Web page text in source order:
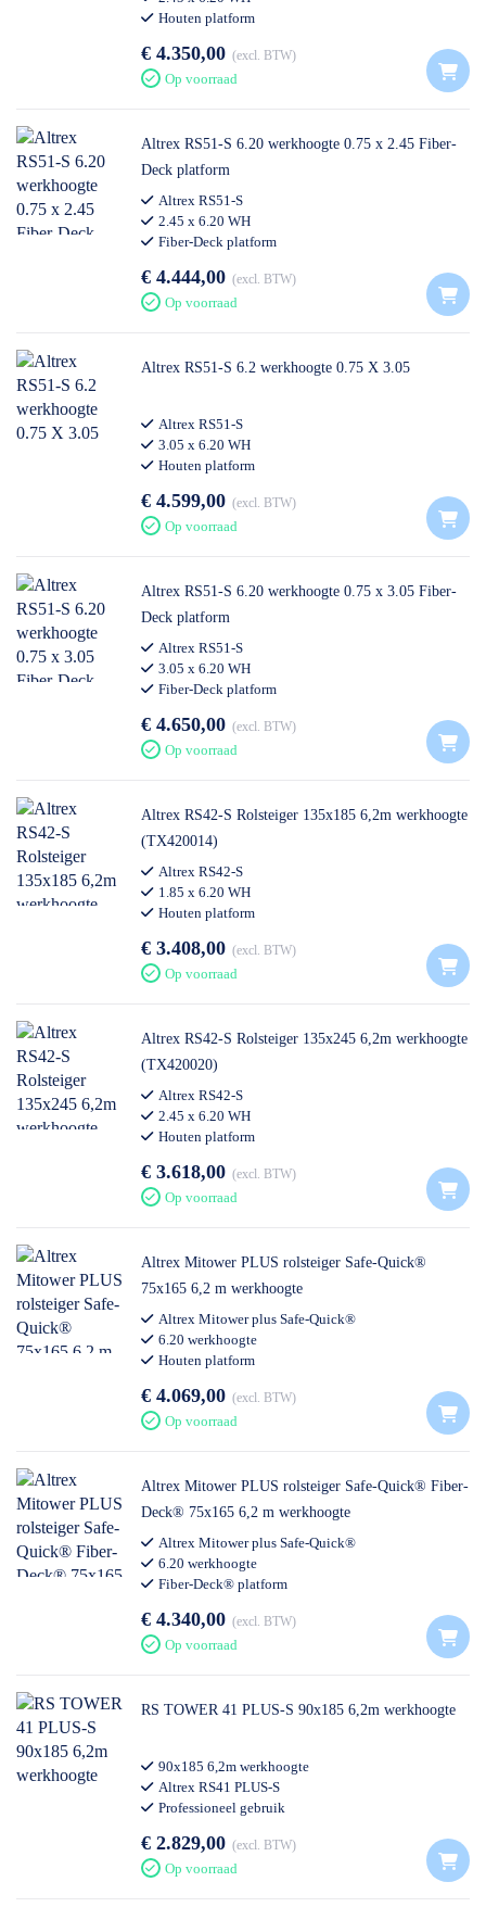
Houten platform
€ 4.350,00 excl. BTW
Op voorraad
Altrex RS51-S 6.20 werkhoogte 0.75 x 2.45 Fiber-
Deck platform
Altrex RS51-S
2.45 x 6.20 WH
Fiber-Deck platform
€ 4.444,00 excl. BTW
Op voorraad
Altrex RS51-S 6.2 werkhoogte 0.75 X 3.05
Altrex RS51-S
3.05 x 6.20 WH
Houten platform
€ 4.599,00 excl. BTW
Op voorraad
Altrex RS51-S 6.20 werkhoogte 0.75 x 3.05 Fiber-
Deck platform
Altrex RS51-S
3.05 x 6.20 WH
Fiber-Deck platform
€ 4.650,00 excl. BTW
Op voorraad
Altrex RS42-S Rolsteiger 135x185 6,2m werkhoogte
(TX420014)
Altrex RS42-S
1.85 x 6.20 WH
Houten platform
€ 3.408,00 excl. BTW
Op voorraad
Altrex RS42-S Rolsteiger 135x245 6,2m werkhoogte
(TX420020)
Altrex RS42-S
2.45 x 6.20 WH
Houten platform
€ 3.618,00 excl. BTW
Op voorraad
Altrex Mitower PLUS rolsteiger Safe-Quick®
75x165 6,2 m werkhoogte
Altrex Mitower plus Safe-Quick®
6.20 werkhoogte
Houten platform
€ 4.069,00 excl. BTW
Op voorraad
Altrex Mitower PLUS rolsteiger Safe-Quick® Fiber-
Deck® 75x165 6,2 m werkhoogte
Altrex Mitower plus Safe-Quick®
6.20 werkhoogte
Fiber-Deck® platform
€ 4.340,00 excl. BTW
Op voorraad
RS TOWER 41 PLUS-S 90x185 6,2m werkhoogte
90x185 6,2m werkhoogte
Altrex RS41 PLUS-S
Professioneel gebruik
€ 2.829,00 excl. BTW
Op voorraad